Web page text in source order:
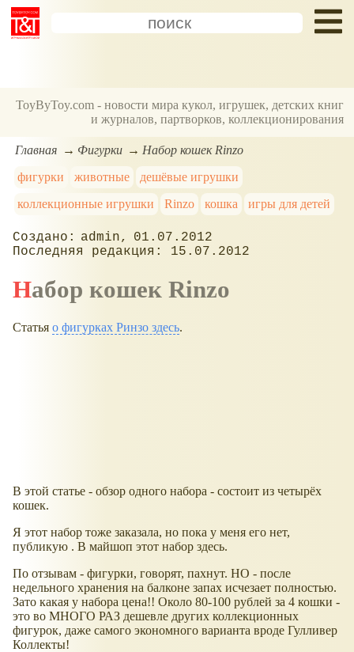
ToyByToy.com - новости мира кукол, игрушек, детских книг
и журналов, партворков, коллекционирования
Главная Фигурки
Набор кошек Rinzo
фигурки
животные
дешёвые игрушки
коллекционные игрушки
Rinzo кошка игры для детей
admin
01.07.2012
15.07.2012
Набор кошек Rinzo
Статья о фигурках Ринзо здесь.
В этой статье - обзор одного набора - состоит из четырёх
кошек.
Я этот набор тоже заказала, но пока у меня его нет,
публикую . В майшоп этот набор здесь.
По отзывам - фигурки, говорят, пахнут. НО - после
недельного хранения на балконе запах исчезает полностью.
Зато какая у набора цена!! Около 80-100 рублей за 4 кошки -
это во МНОГО РАЗ дешевле других коллекционных
фигурок, даже самого экономного варианта вроде Гулливер
Коллекты!